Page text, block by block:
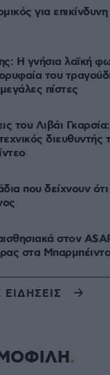
για
Η γνήσια λαϊκή
του
πίστες
του Λιβάι
διευθυντής
που δείχνουν
στον
στα